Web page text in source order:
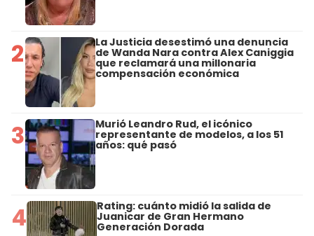
2 La Justicia desestimó una denuncia
de Wanda Nara contra Alex Caniggia
que reclamará una millonaria
compensación económica
3 Murió Leandro Rud, el icónico
representante de modelos, a los 51
años: qué pasó
4 Rating: cuánto midió la salida de
Juanicar de Gran Hermano
Generación Dorada